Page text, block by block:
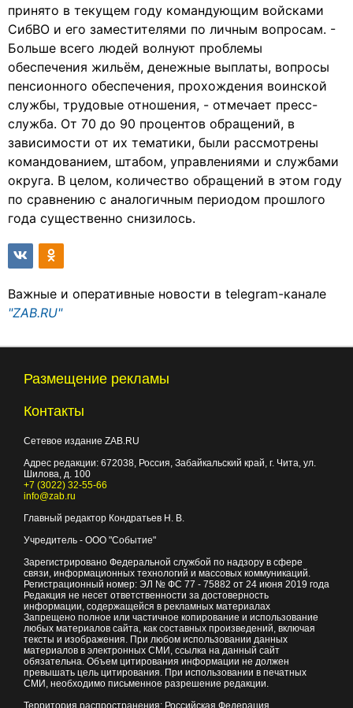
принято в текущем году командующим войсками
СибВО и его заместителями по личным вопросам. -
Больше всего людей волнуют проблемы
обеспечения жильём, денежные выплаты, вопросы
пенсионного обеспечения, прохождения воинской
службы, трудовые отношения, - отмечает пресс-
служба. От 70 до 90 процентов обращений, в
зависимости от их тематики, были рассмотрены
командованием, штабом, управлениями и службами
округа. В целом, количество обращений в этом году
по сравнению с аналогичным периодом прошлого
года существенно снизилось.
Важные и оперативные новости в telegram-канале
"ZAB.RU"
Размещение рекламы
Контакты
Сетевое издание ZAB.RU
Адрес редакции: 672038, Россия, Забайкальский край, г. Чита, ул.
Шилова, д. 100
+7 (3022) 32-55-66
info@zab.ru
Главный редактор Кондратьев Н. В.
Учредитель - ООО "Событие"
Зарегистрировано Федеральной службой по надзору в сфере
связи, информационных технологий и массовых коммуникаций.
Регистрационный номер: ЭЛ № ФС 77 - 75882 от 24 июня 2019 года
Редакция не несет ответственности за достоверность
информации, содержащейся в рекламных материалах
Запрещено полное или частичное копирование и использование
любых материалов сайта, как составных произведений, включая
тексты и изображения. При любом использовании данных
материалов в электронных СМИ, ссылка на данный сайт
обязательна. Объем цитирования информации не должен
превышать цель цитирования. При использовании в печатных
СМИ, необходимо письменное разрешение редакции.
Территория распространения: Российская Федерация,